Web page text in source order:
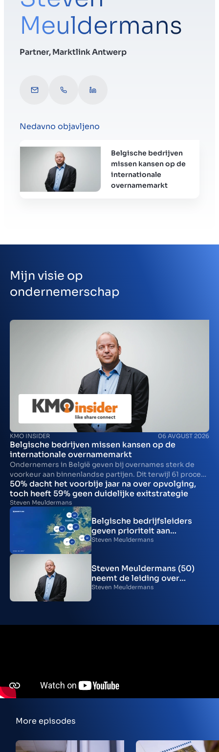
Menu
Nakup podjetja
Vpogledi
Meuldermans
Partner, Marktlink Antwerp
s.meuldermans@marktlink.com
Call Steven
Nedavno objavljeno
Belgische bedrijven
missen kansen op de
internationale
overnamemarkt
Mijn visie op
ondernemerschap
KMO INSIDER 06 AVGUST 2026
Belgische bedrijven missen kansen op de
internationale overnamemarkt
Ondernemers in België geven bij overnames sterk de
voorkeur aan binnenlandse partijen. Dit terwijl 61 procent
het afgelopen jaar heeft overwogen om hun bedrijf aan
een buitenlandse partij te verkopen. Uit de Marktlink
Monitor blijkt namelijk dat 53 procent van de Belgische
bedrijfsleiders bij voorkeur aan een Belgische partij
verkoopt. Slechts 16 procent zou een buitenlandse koper
verkiezen.
50% dacht het voorbije jaar na over opvolging,
toch heeft 59% geen duidelijke exitstrategie
Steven Meuldermans
Belgische bedrijfsleiders
geven prioriteit aan
binnenlandse verkoop
Steven Meuldermans
Steven Meuldermans (50)
neemt de leiding over
kantoor Marktlink België in
Steven Meuldermans
More episodes